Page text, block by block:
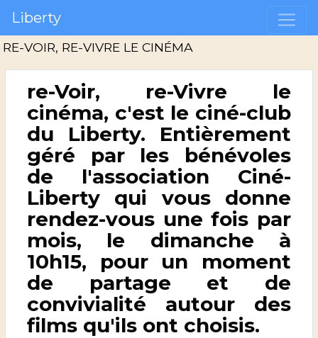
Liberty
RE-VOIR, RE-VIVRE LE CINÉMA
re-Voir, re-Vivre le
cinéma, c'est le ciné-club
du Liberty. Entièrement
géré par les bénévoles
de l'association Ciné-
Liberty qui vous donne
rendez-vous une fois par
mois, le dimanche à
10h15, pour un moment
de partage et de
convivialité autour des
films qu'ils ont choisis.